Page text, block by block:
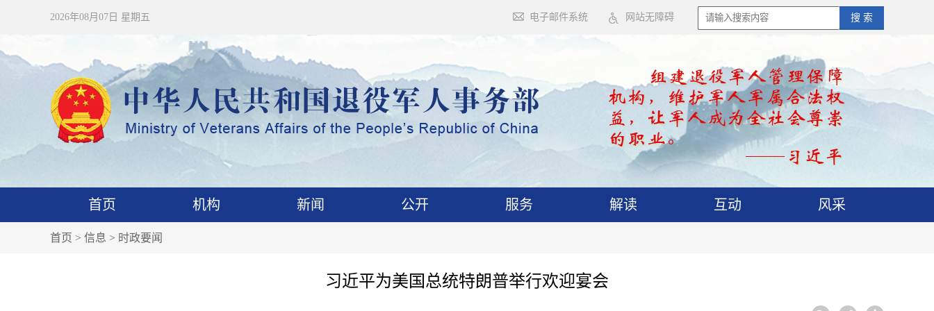
2026年08月07日 星期五 搜 索
电子邮件系统 网站无障碍
首页 机构 新闻 公开 服务 解读 互动 风采
首页 > 信息 > 时政要闻
习近平为美国总统特朗普举行欢迎宴会